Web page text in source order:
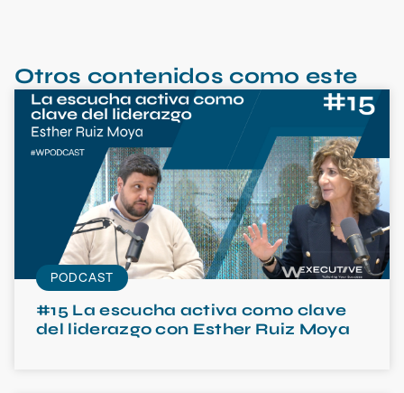
Otros contenidos como este
PODCAST
#15 La escucha activa como clave
del liderazgo con Esther Ruiz Moya